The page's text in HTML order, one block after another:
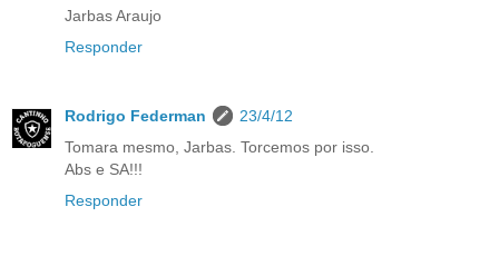
Jarbas Araujo
Responder
Rodrigo Federman
23/4/12
Tomara mesmo, Jarbas. Torcemos por isso.
Abs e SA!!!
Responder